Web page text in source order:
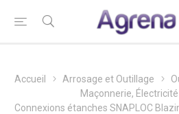
Accueil Arrosage et Outillage
Maçonnerie,
Connexions étanches SNAPLOC